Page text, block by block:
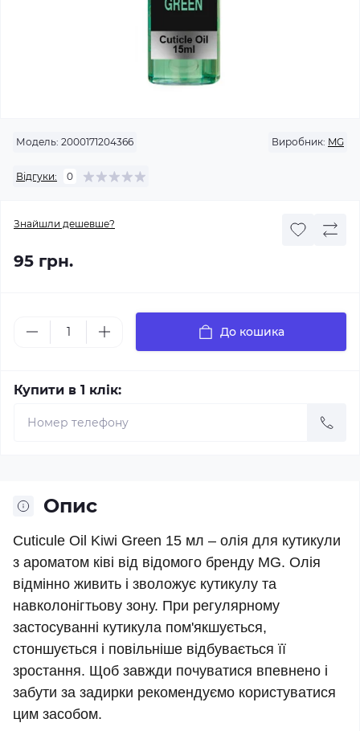
Модель: 2000171204366 Виробник: MG
Відгуки: 0
Знайшли дешевше?
95 грн.
До кошика
Купити в 1 клік:
Опис
Cuticule Oil Kiwi Green 15 мл – олія для кутикули
з ароматом ківі від відомого бренду MG. Олія
відмінно живить і зволожує кутикулу та
навколонігтьову зону. При регулярному
застосуванні кутикула пом'якшується,
стоншується і повільніше відбувається її
зростання. Щоб завжди почуватися впевнено і
забути за задирки рекомендуємо користуватися
цим засобом.